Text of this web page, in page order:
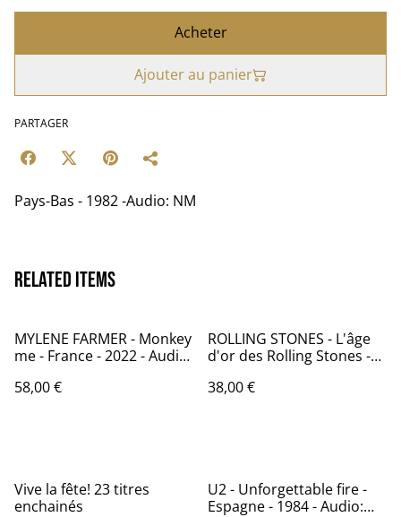
Acheter
Ajouter au panier
PARTAGER
Pays-Bas - 1982 -Audio: NM
Related items
MYLENE FARMER - Monkey
me - France - 2022 - Audio:
19439922661
58,00 €
ROLLING STONES - L'âge
d'or des Rolling Stones -
38,00 €
Vive la fête! 23 titres
enchainés
U2 - Unforgettable fire -
Espagne - 1984 - Audio: